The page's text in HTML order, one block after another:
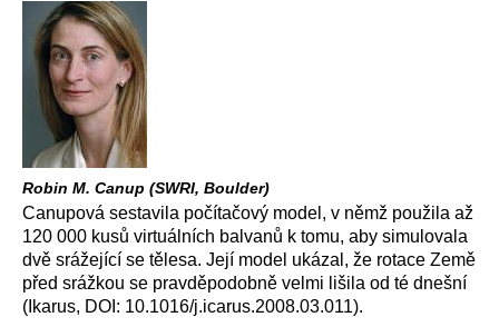
Robin M. Canup (SWRI, Boulder)
Canupová sestavila počítačový model, v němž použila až
120 000 kusů virtuálních balvanů k tomu, aby simulovala
dvě srážející se tělesa. Její model ukázal, že rotace Země
před srážkou se pravděpodobně velmi lišila od té dnešní
(Ikarus, DOI: 10.1016/j.icarus.2008.03.011).